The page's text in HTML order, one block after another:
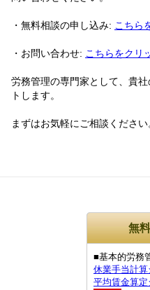
・無料相談の申し込み: こちら
・お問い合わせ: こちらをクリ
労務管理の専門家として、貴
トします。
まずはお気軽にご相談ください
無
■基本的労務
休業手当計算
平均賃金算定